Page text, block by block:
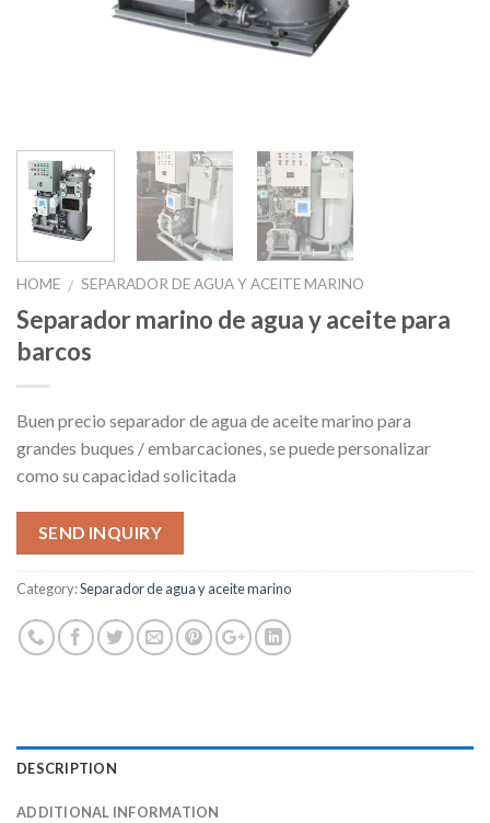
HOME / SEPARADOR DE AGUA Y ACEITE MARINO
Separador marino de agua y aceite para
barcos
Buen precio separador de agua de aceite marino para
grandes buques / embarcaciones, se puede personalizar
como su capacidad solicitada
SEND INQUIRY
Category:Separador de agua y aceite marino
DESCRIPTION
ADDITIONAL INFORMATION